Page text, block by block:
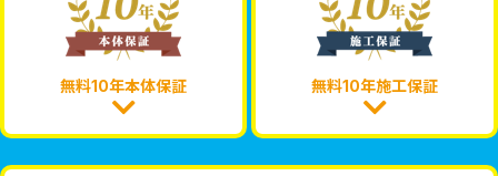
無料10年本体保証 無料10年施工保証